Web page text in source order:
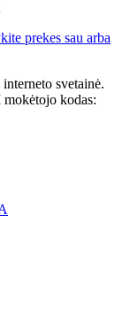
prekes sau arba
svetainė.
kodas: